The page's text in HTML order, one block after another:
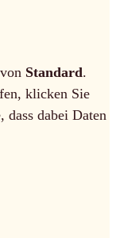
Standard.
klicken Sie
dass dabei Daten